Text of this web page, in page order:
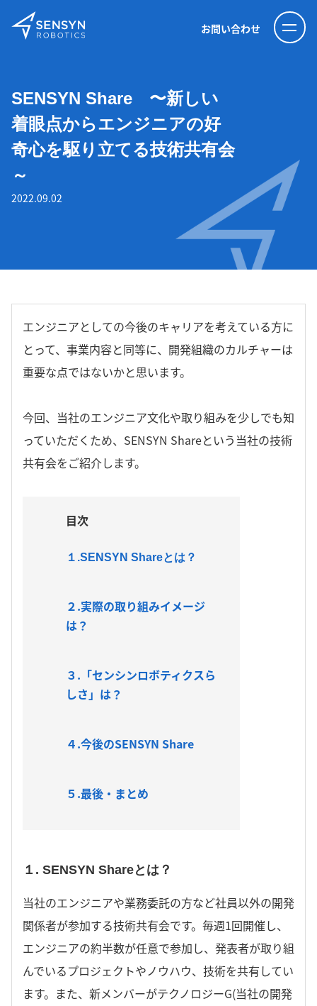
お問い合わせ
SENSYN Share 〜新しい
着眼点からエンジニアの好
奇心を駆り立てる技術共有会
～
2022.09.02
エンジニアとしての今後のキャリアを考えている方に
とって、事業内容と同等に、開発組織のカルチャーは
重要な点ではないかと思います。
今回、当社のエンジニア文化や取り組みを少しでも知
っていただくため、SENSYN Shareという当社の技術
共有会をご紹介します。
目次
１.SENSYN Shareとは？
２.実際の取り組みイメージ
は？
３.「センシンロボティクスら
しさ」は？
４.今後のSENSYN Share
５.最後・まとめ
１. SENSYN Shareとは？
当社のエンジニアや業務委託の方など社員以外の開発
関係者が参加する技術共有会です。毎週1回開催し、
エンジニアの約半数が任意で参加し、発表者が取り組
んでいるプロジェクトやノウハウ、技術を共有してい
ます。また、新メンバーがテクノロジーG(当社の開発